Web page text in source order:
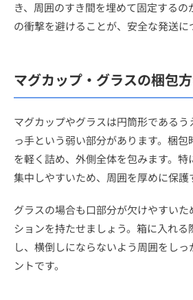
き、周囲のすき間を埋めて固定するの
の衝撃を避けることが、安全な発送に
マグカップ・グラスの梱包
マグカップやグラスは円筒形である
っ手という弱い部分があります。梱
を軽く詰め、外側全体を包みます。
集中しやすいため、周囲を厚めに保護
グラスの場合も口部分が欠けやすい
ションを持たせましょう。箱に入れ
し、横倒しにならないよう周囲をし
ントです。